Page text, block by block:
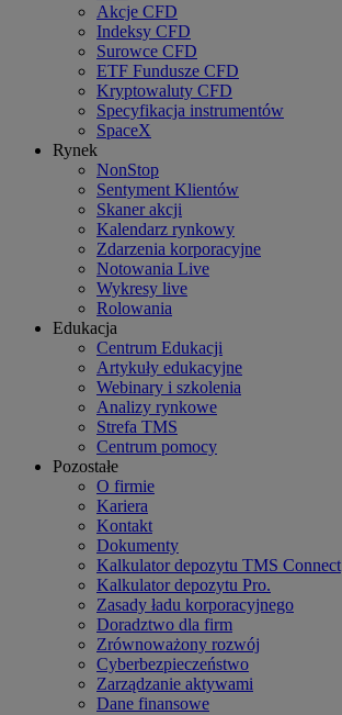
Akcje CFD
Indeksy CFD
Surowce CFD
ETF Fundusze CFD
Kryptowaluty CFD
Specyfikacja instrumentów
SpaceX
Rynek
NonStop
Sentyment Klientów
Skaner akcji
Kalendarz rynkowy
Zdarzenia korporacyjne
Notowania Live
Wykresy live
Rolowania
Edukacja
Centrum Edukacji
Artykuły edukacyjne
Webinary i szkolenia
Analizy rynkowe
Strefa TMS
Centrum pomocy
Pozostałe
O firmie
Kariera
Kontakt
Dokumenty
Kalkulator depozytu TMS Connect
Kalkulator depozytu Pro.
Zasady ładu korporacyjnego
Doradztwo dla firm
Zrównoważony rozwój
Cyberbezpieczeństwo
Zarządzanie aktywami
Dane finansowe